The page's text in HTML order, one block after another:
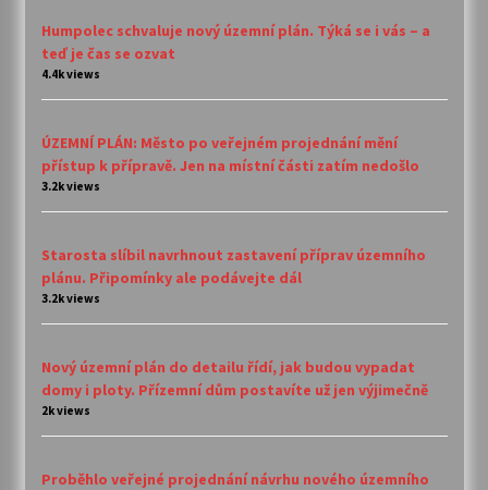
Humpolec schvaluje nový územní plán. Týká se i vás – a
teď je čas se ozvat
4.4k views
ÚZEMNÍ PLÁN: Město po veřejném projednání mění
přístup k přípravě. Jen na místní části zatím nedošlo
3.2k views
Starosta slíbil navrhnout zastavení příprav územního
plánu. Připomínky ale podávejte dál
3.2k views
Nový územní plán do detailu řídí, jak budou vypadat
domy i ploty. Přízemní dům postavíte už jen výjimečně
2k views
Proběhlo veřejné projednání návrhu nového územního